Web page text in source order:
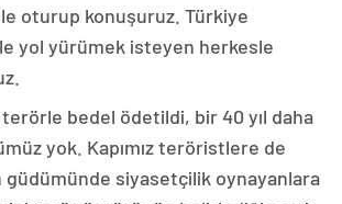
oturup konuşuruz. Türkiye
yol yürümek isteyen herkesle
terörle bedel ödetildi, bir 40 yıl daha
yok. Kapımız teröristlere de
siyasetçilik oynayanlara